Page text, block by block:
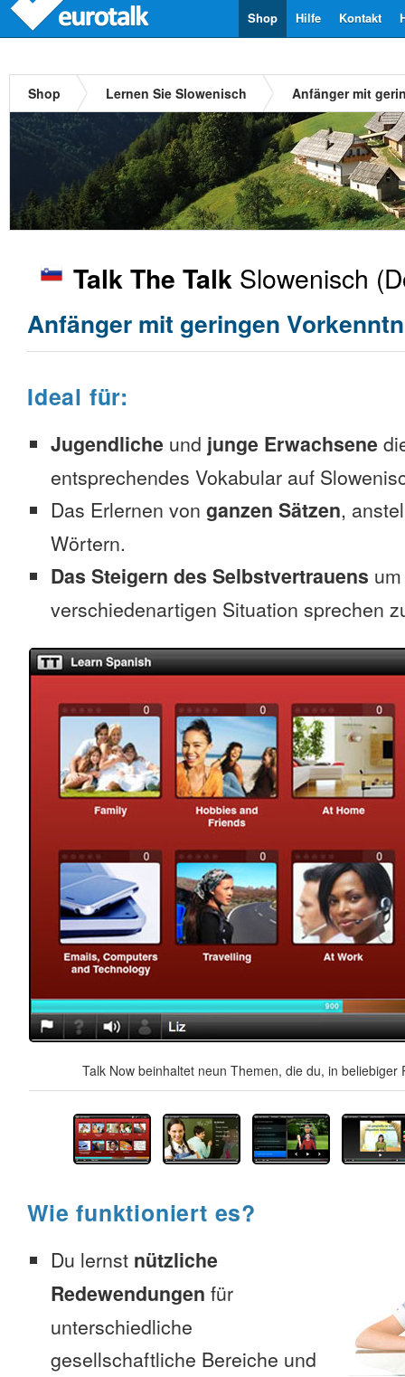
Kontakt
Hilfe
Shop
Shop Lernen Sie Slowenisch Anfänger mit
Talk The Talk Slowenisch
Anfänger mit geringen
Ideal für:
Jugendliche und junge Erwachsene
entsprechendes Vokabular auf
Das Erlernen von ganzen Sätzen,
Wörtern.
Das Steigern des Selbstvertrauens
verschiedenartigen Situation sprechen
Talk Now beinhaltet neun Themen, die du, in
Wie funktioniert es?
Du lernst nützliche
Redewendungen für
unterschiedliche
gesellschaftliche Bereiche und